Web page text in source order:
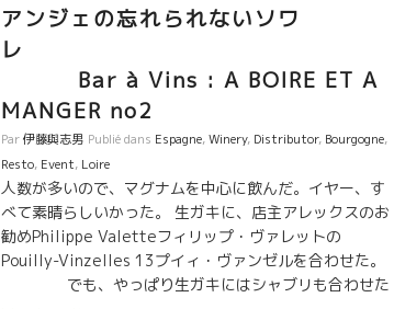
の試飲会を開催。 ジル・カトリーヌ・ヴェルジェ、オリ
ヴィエ・クザンなど自然派のレジェンドな蔵が集まって
いる。 5) La Dive Bouteille ラ・ディーヴ・ブテイユ
自然派の組織では最古参のグループ。ワインライターの
シルヴィー・オジュローが主催する組織。 ラピエール醸
造など自然派の初期よりやっている蔵が多く、上記の他
の組織に入ってる蔵も重複してこのディーヴ・ブテイユ
に参加している蔵もいる。最も大規模な試飲会である。
とても一日では周りきれない数の蔵が参加している。
―――――――――― ―――――――――――― ど
の試飲会も訪問客が多すぎて、試飲したい蔵のブースに
近づくだけでも、かなりの時間がかかるほど混みようだ
アンジェの忘れられないソワ
レ
Bar à Vins : A BOIRE ET A
MANGER no2
Par伊藤與志男 Publié dans Espagne,Winery, Distributor, Bourgogne,
Resto, Event, Loire
人数が多いので、マグナムを中心に飲んだ。イヤー、す
べて素晴らしいかった。 生ガキに、店主アレックスのお
勧めPhilippe Valetteフィリップ・ヴァレットの
Pouilly-Vinzelles 13プイィ・ヴァンゼルを合わせた。
でも、やっぱり生ガキにはシャブリも合わせた